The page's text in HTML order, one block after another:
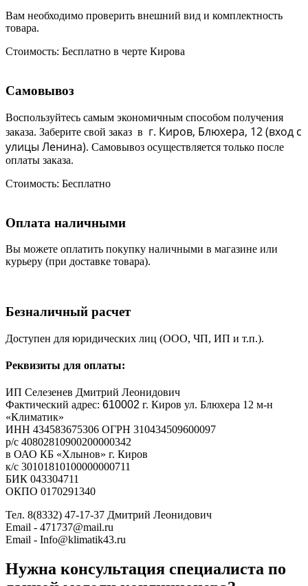
Вам необходимо проверить внешний вид и комплектность
товара.
Стоимость: Бесплатно в черте Кирова
Самовывоз
Воспользуйтесь самым экономичным способом получения
заказа. Заберите свой заказ в г. Киров, Блюхера, 12 (вход с
улицы Ленина). Самовывоз осуществляется только после
оплаты заказа.
Стоимость: Бесплатно
Оплата наличными
Вы можете оплатить покупку наличными в магазине или
курьеру (при доставке товара).
Безналичный расчет
Доступен для юридических лиц (ООО, ЧП, ИП и т.п.).
Реквизиты для оплаты:
ИП Селезенев Дмитрий Леонидович
Фактический адрес: 610002 г. Киров ул. Блюхера 12 м-н
«Климатик»
ИНН 434583675306 ОГРН 310434509600097
р/с 40802810900200000342
в ОАО КБ «Хлынов» г. Киров
к/с 30101810100000000711
БИК 043304711
ОКПО 0170291340
Тел. 8(8332) 47-17-37 Дмитрий Леонидович
Email - 471737@mail.ru
Email - Info@klimatik43.ru
Нужна консультация специалиста по